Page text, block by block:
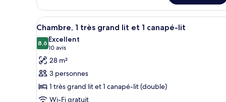
base,
1
très
grand
lit
(with
Roll-
In
Chambre
simple
de
base,
1
très
grand
lit
Roll-
In
Afficher
toutes
les
photos
pour
ce
type
Une chambre d’hôtel avec
5
Chambre, 1 très grand lit et 1 canapé-lit
8,68,6 sur 10
Excellent
10 avis
(10 avis)
28 m²
3 personnes
1 très grand lit et 1 canapé-lit (double)
Wi-Fi gratuit